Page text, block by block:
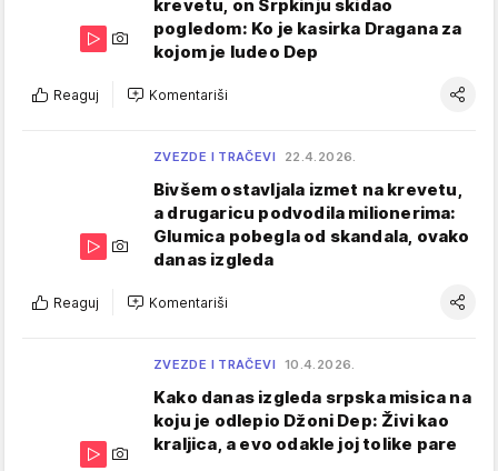
krevetu, on Srpkinju skidao
pogledom: Ko je kasirka Dragana za
kojom je ludeo Dep
Reaguj Komentariši
ZVEZDE I TRAČEVI 22.4.2026.
Bivšem ostavljala izmet na krevetu,
a drugaricu podvodila milionerima:
Glumica pobegla od skandala, ovako
danas izgleda
Reaguj Komentariši
ZVEZDE I TRAČEVI 10.4.2026.
Kako danas izgleda srpska misica na
koju je odlepio Džoni Dep: Živi kao
kraljica, a evo odakle joj tolike pare